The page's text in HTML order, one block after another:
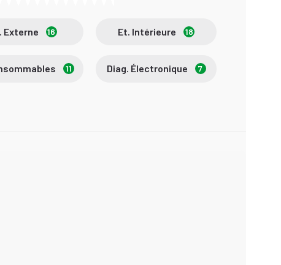
Externe 16 Et. Intérieure 18
11 Diag. Électronique 7